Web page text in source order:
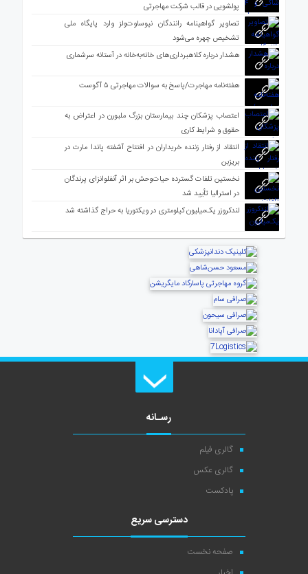
پولشویی در قالب شرکت مهاجرتی
تصاویر گواهینامه رانندگان نیوساوت‌ولز وارد پایگاه ملی
تشخیص چهره می‌شود
هشدار درباره کلاهبرداری‌های خانه‌به‌خانه در آستانه سرشماری
هفته‌نامه مهاجرت/پاسخ به سوالات مهاجرتی ۵ آگوست
اعتصاب پزشکان چند بیمارستان بزرگ ملبورن در اعتراض به
حقوق و شرایط کاری
انتقاد از رفتار زننده خریداران در افتتاح آشفته پاندا مارت در
بریزبن
نخستین تلفات گسترده حیات‌وحش بر اثر آنفلوانزای پرندگان
در استرالیا تأیید شد
لندکروزر یک‌میلیون کیلومتری در ویکتوریا به حراج گذاشته شد
رسـانه
گالری فیلم
گالری عکس
پادکست
دسترسی سریع
صفحه نخست